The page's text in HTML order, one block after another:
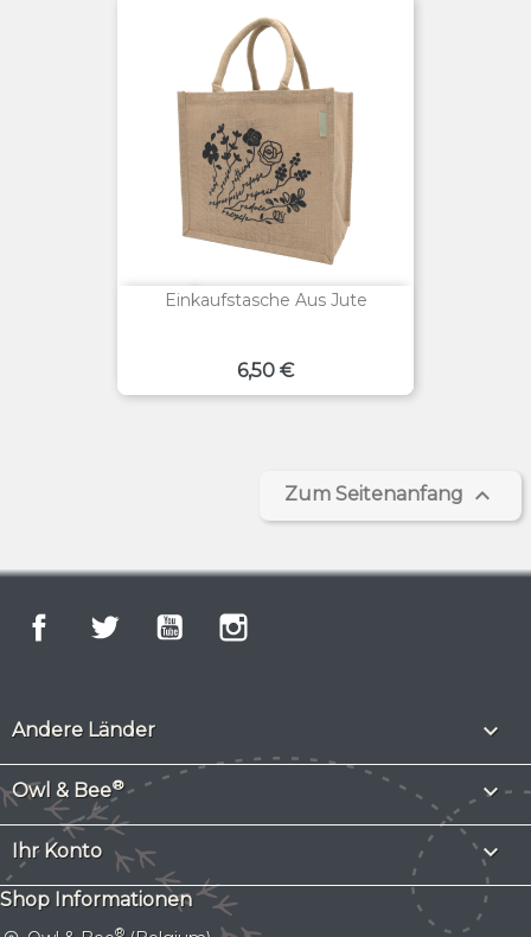
Einkaufstasche Aus Jute
Preis
6,50 €
Zum Seitenanfang 
FacebookTwitter YouTube
Andere Länder 
Owl & Bee® 
Ihr Konto 
Shop Informationen
®